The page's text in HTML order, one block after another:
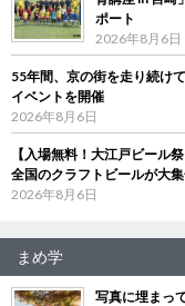
ポート
2026年8月6日
55年間、京の街を走り続け
イベントを開催
2026年8月6日
【入場無料！大江戸ビール
全国のクラフトビールが大集
2026年8月6日
まめ学
写真に埋まっ